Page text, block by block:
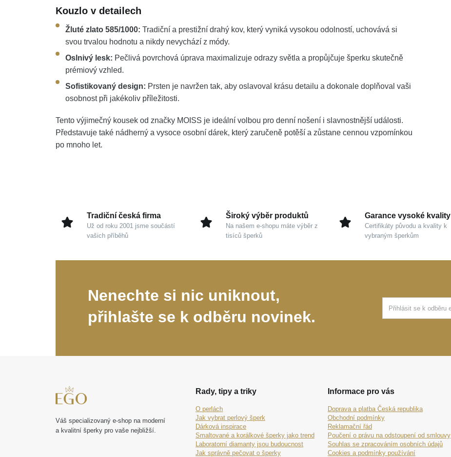
Kouzlo v detailech
Žluté zlato 585/1000: Tradiční a prestižní drahý kov, který vyniká vysokou odolností, uchovává si
svou trvalou hodnotu a nikdy nevychází z módy.
Oslnivý lesk: Pečlivá povrchová úprava maximalizuje odrazy světla a propůjčuje šperku skutečně
prémiový vzhled.
Sofistikovaný design: Prsten je navržen tak, aby oslavoval krásu detailu a dokonale doplňoval vaši
osobnost při jakékoliv příležitosti.
Tento výjimečný kousek od značky MOISS je ideální volbou pro denní nošení i slavnostnější události.
Představuje také nádherný a vysoce osobní dárek, který zaručeně potěší a zůstane cennou vzpomínkou
po mnoho let.
Tradiční česká firma
Už od roku 2001 jsme součástí
vašich příběhů
Široký výběr produktů
Na našem e-shopu máte výběr z
tisíců šperků
Garance vysoké kvality
Certifikáty původu a kvality k
vybraným šperkům
Nenechte si nic uniknout,
přihlašte se k odběru novinek.
Váš specializovaný e-shop na moderní
a kvalitní šperky pro vaše nejbližší.
Rady, tipy a triky
O perlách
Jak vybrat perlový šperk
Dárková inspirace
Smaltované a korálkové šperky jako trend
Laboratorní diamanty jsou budoucnost
Jak správně pečovat o šperky
Informace pro vás
Doprava a platba Česká republika
Obchodní podmínky
Reklamační řád
Poučení o právu na odstoupení od smlouvy
Souhlas se zpracováním osobních údajů
Cookies a podmínky používání